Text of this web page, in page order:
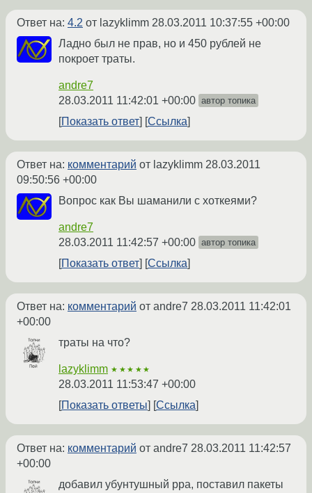
Ответ на: 4.2 от lazyklimm 28.03.2011 10:37:55 +00:00
Ладно был не прав, но и 450 рублей не
покроет траты.
andre7
28.03.2011 11:42:01 +00:00 автор топика
Показать ответ Ссылка
Ответ на: комментарий от lazyklimm 28.03.2011
09:50:56 +00:00
Вопрос как Вы шаманили с хоткеями?
andre7
28.03.2011 11:42:57 +00:00 автор топика
Показать ответ Ссылка
Ответ на: комментарий от andre7 28.03.2011 11:42:01
+00:00
траты на что?
lazyklimm ★★★★★
28.03.2011 11:53:47 +00:00
Показать ответы
Ссылка
Ответ на: комментарий от andre7 28.03.2011 11:42:57
+00:00
добавил убунтушный ppa, поставил пакеты